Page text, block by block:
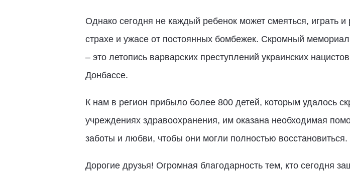
Однако сегодня не каждый ребенок может смеяться, играть
страхе и ужасе от постоянных бомбежек. Скромный
– это летопись варварских преступлений украинских
Донбассе.
К нам в регион прибыло более 800 детей, которым удалось
учреждениях здравоохранения, им оказана необходимая
заботы и любви, чтобы они могли полностью восстановиться.
Дорогие друзья! Огромная благодарность тем, кто сегодня